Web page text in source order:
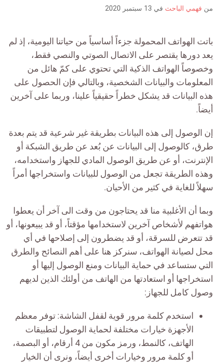
من فهمي الباحث في 13 سبتمبر 2020
باتت الهواتف المحمولة جزءاً أساسياً من حياتنا اليومية، إذ لم
يعد دورها يقتصر على الاتصال الصوتي والنصي فقط،
وخصوصاً الهواتف الذكية التي تحتوي على كمّ هائل من
المعلومات والبيانات الشخصية، وبالتالي فإن الحصول على
هذه البيانات قد يشكل خطراً حقيقياً علينا، وربما على آخرين
أيضاً.
إن الوصول إلى هذه البيانات بطريقة غير شرعية قد يتم بعدة
طرق، كالوصول إلى البيانات عن بُعد عن طريق الشبكة أو
الإنترنت، أو عن طريق الوصول المادي للجهاز واستخدامه،
وهذه الطريقة تجعل من الوصول للبيانات واستخراجها أمراً
سهلاً للغاية في كثير من الأحيان.
وبما أن الأغلبية منا قد يحتاجون من وقت الى آخر أن يعطوا
هواتفهم لأشخاص آخرين لاستخدامها مؤقتاً، أو قد يبيعونها، أو
قد تتعرض للسرقة، أو قد يضطرون إلى إصلاحها في أي
محل لصيانة الهواتف، سنركز هنا على أهم النصائح والطرق
التي ستساعد في حماية البيانات ومنع الوصول إليها أو
استخراجها أو استعادتها من الهاتف من أولئك الذين لديهم
وصول كامل للجهاز:
استخدم كلمة مرور قوية لقفل الشاشة: توفر معظم
الأجهزة خيارات مختلفة لحماية الوصول لتطبيقات
الهاتف، كالنمط، ورمز مكون من 4 أرقام، أو البصمة،
أو كلمة مرور وخيارات أخرى أيضاً، ونرى أن الخيار